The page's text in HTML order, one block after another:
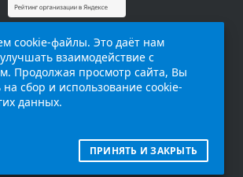
сайт (
информационный характер и
не является публичной
cookie-файлы. Это даёт нам
взаимодействие с
Продолжая просмотр сайта, Вы
на сбор и использование cookie-
данных.
ПРИНЯТЬ И ЗАКРЫТЬ